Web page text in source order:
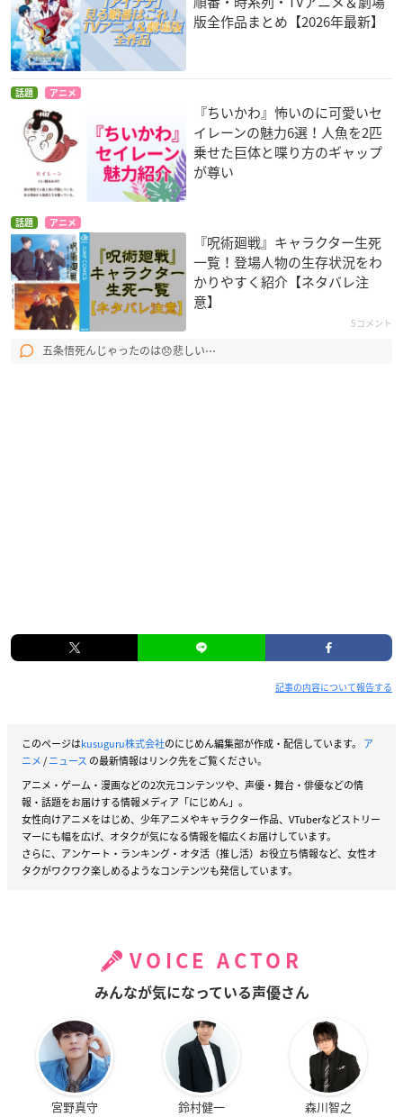
版全作品まとめ【2026年最新】
話題 アニメ
『ちいかわ』怖いのに可愛いセ
イレーンの魅力6選！人魚を2匹
乗せた巨体と喋り方のギャップ
が尊い
話題 アニメ
『呪術廻戦』キャラクター生死
一覧！登場人物の生存状況をわ
かりやすく紹介【ネタバレ注
意】
5コメント
五条悟死んじゃったのは😞悲しい⋯
記事の内容について報告する
このページはkusuguru株式会社のにじめん編集部が作成・配信しています。 ア
ニメ/ニュース の最新情報はリンク先をご覧ください。
アニメ・ゲーム・漫画などの2次元コンテンツや、声優・舞台・俳優などの情
報・話題をお届けする情報メディア「にじめん」。
女性向けアニメをはじめ、少年アニメやキャラクター作品、VTuberなどストリー
マーにも幅を広げ、オタクが気になる情報を幅広くお届けしています。
さらに、アンケート・ランキング・オタ活（推し活）お役立ち情報など、女性オ
タクがワクワク楽しめるようなコンテンツも発信しています。
VOICE ACTOR
みんなが気になっている声優さん
宮野真守 鈴村健一 森川智之